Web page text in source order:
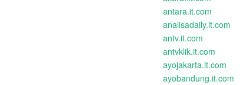
antara.it.com
analisadaily.it.com
antv.it.com
antvklik.it.com
ayojakarta.it.com
ayobandung.it.com